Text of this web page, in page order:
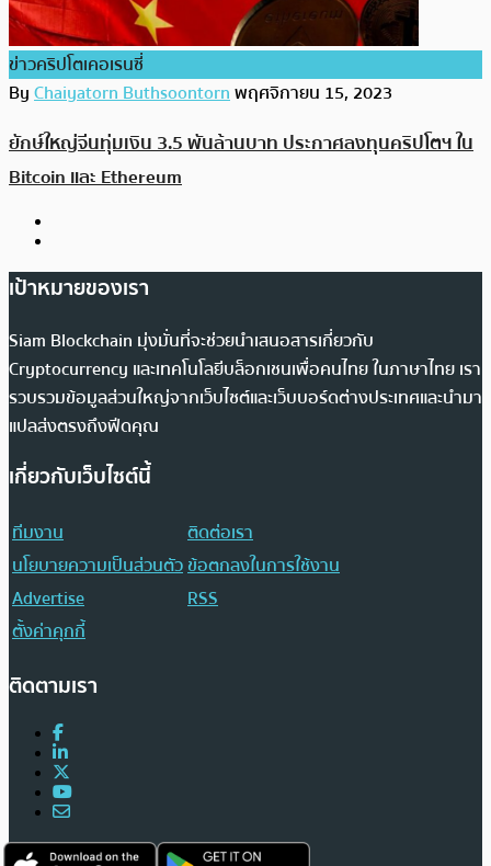
ข่าวคริปโตเคอเรนซี่
ByChaiyatorn Buthsoontornพฤศจิกายน 15, 2023
ยักษ์ใหญ่จีนทุ่มเงิน 3.5 พันล้านบาท ประกาศลงทุนคริปโตฯ ใน
Bitcoin และ Ethereum
เป้าหมายของเรา
Siam Blockchain มุ่งมั่นที่จะช่วยนำเสนอสารเกี่ยวกับ
Cryptocurrency และเทคโนโลยีบล็อกเชนเพื่อคนไทย ในภาษาไทย เรา
รวบรวมข้อมูลส่วนใหญ่จากเว็บไซต์และเว็บบอร์ดต่างประเทศและนำมา
แปลส่งตรงถึงฟีดคุณ
เกี่ยวกับเว็บไซต์นี้
ทีมงาน
ติดต่อเรา
นโยบายความเป็นส่วนตัวข้อตกลงในการใช้งาน
Advertise
RSS
ตั้งค่าคุกกี้
ติดตามเรา